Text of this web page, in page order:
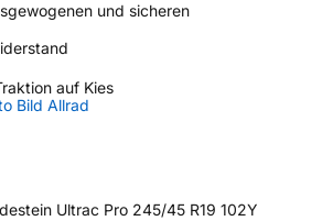
und sicheren
auf Kies
Bild Allrad
Ultrac Pro 245/45 R19 102Y